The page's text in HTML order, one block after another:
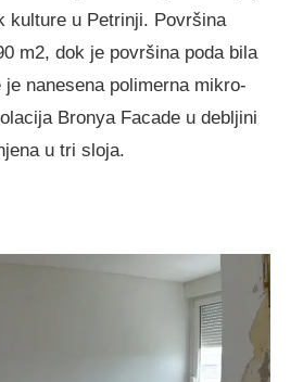
kulture u Petrinji. Površina
m2, dok je površina poda bila
nanesena polimerna mikro-
Bronya Facade u debljini
u tri sloja.